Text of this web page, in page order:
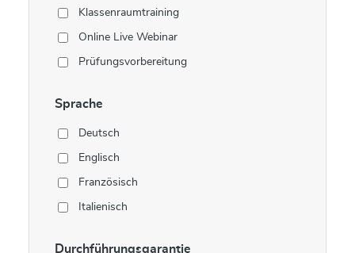
Klassenraumtraining
Online Live Webinar
Prüfungsvorbereitung
Sprache
Deutsch
Englisch
Französisch
Italienisch
Durchführungsgarantie